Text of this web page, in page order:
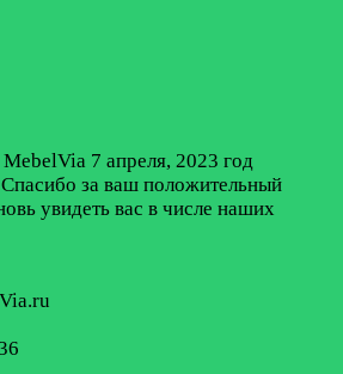
MebelVia 7 апреля, 2023 год
за ваш положительный
увидеть вас в числе наших